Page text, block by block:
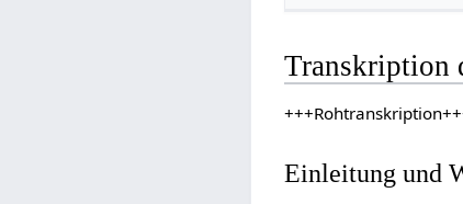
Transkription
Einleitung und